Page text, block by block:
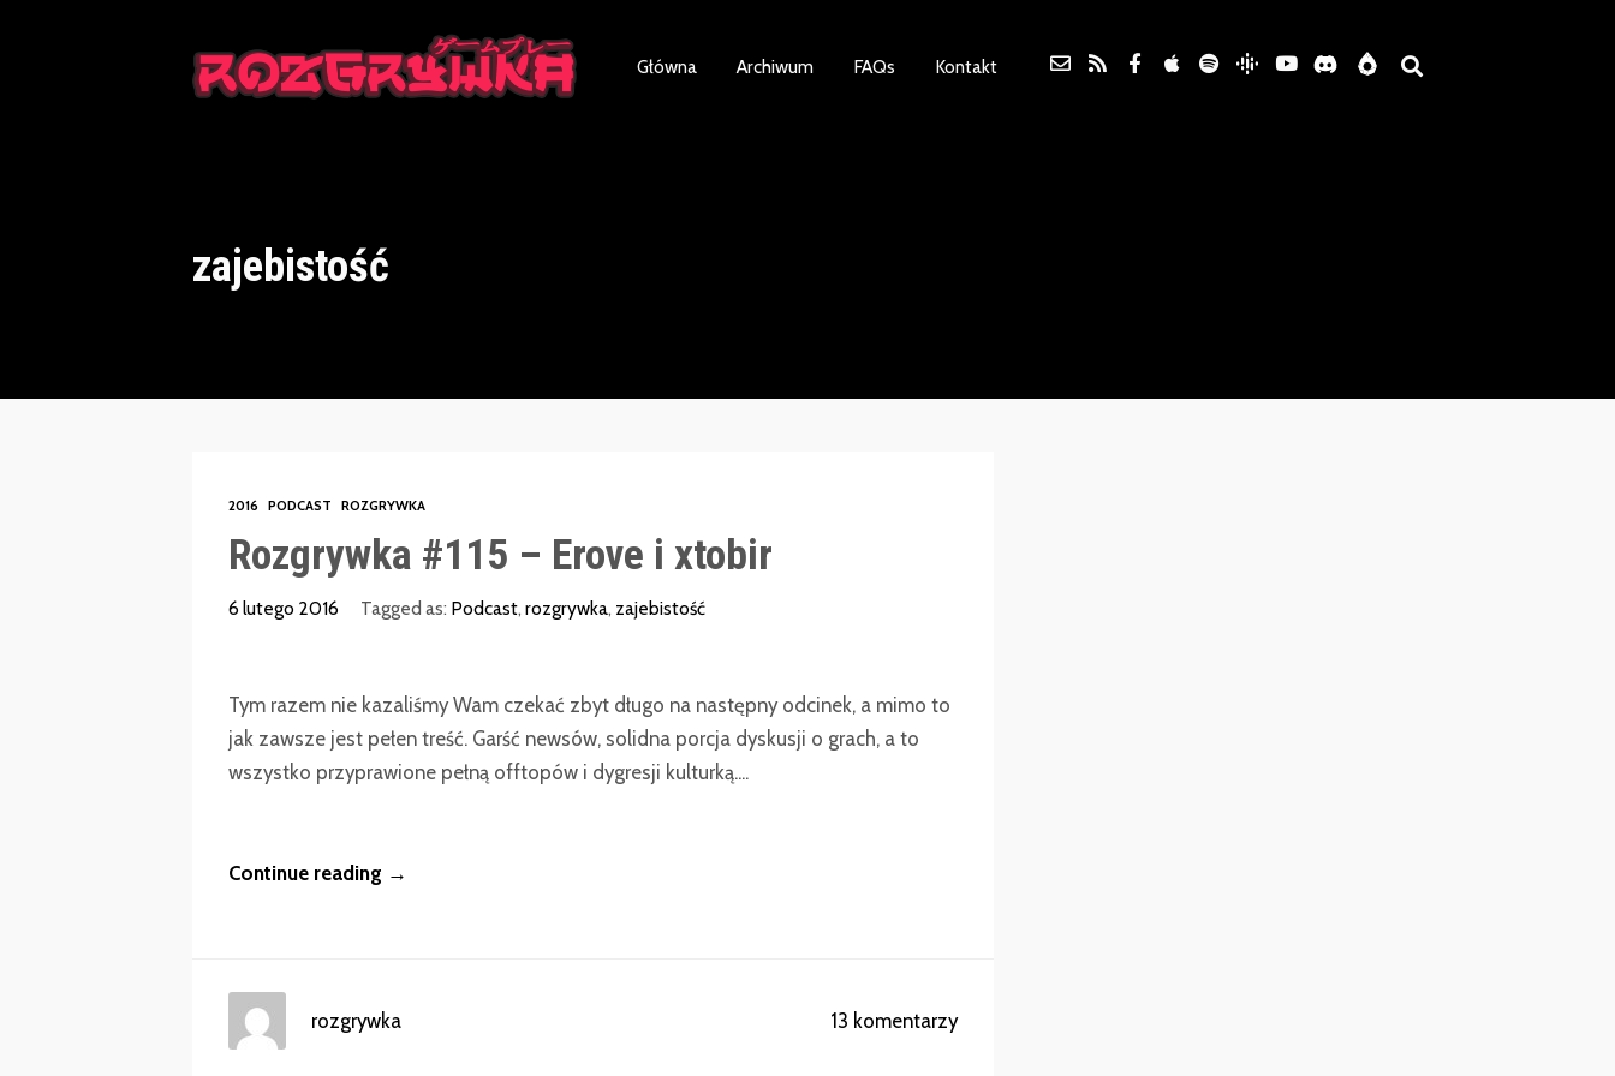
Główna Archiwum FAQs Kontakt
zajebistość
2016 PODCAST ROZGRYWKA
Rozgrywka #115 – Erove i xtobir
6 lutego 2016 Tagged as: Podcast, rozgrywka, zajebistość
Tym razem nie kazaliśmy Wam czekać zbyt długo na następny odcinek, a mimo to
jak zawsze jest pełen treść. Garść newsów, solidna porcja dyskusji o grach, a to
wszystko przyprawione pełną offtopów i dygresji kulturką....
Continue reading →
13 komentarzy
rozgrywka